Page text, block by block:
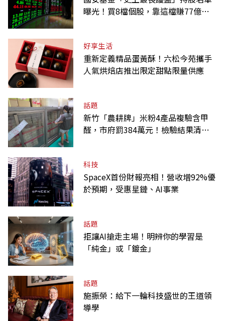
曝光！買8檔個股，靠這檔賺77億最
好享生活
重新定義精品蛋黃酥！六松今苑攜手
人氣烘焙店推出限定甜點限量供應
話題
新竹「農耕牌」米粉4產品複驗含甲
醛，市府罰384萬元！檢驗結果清單
科技
SpaceX首份財報亮相！營收增92%優
於預期，受惠星鏈、AI事業
話題
拒讓AI搶走主場！明辨你的學習是
「純金」或「鍍金」
話題
施振榮：給下一輪科技盛世的王道領
導學